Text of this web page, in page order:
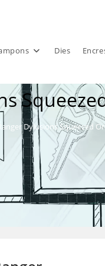
Dies
Dylusions Squeezed